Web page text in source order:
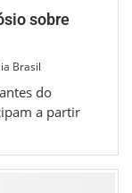
sobre
Brasil
do
a partir